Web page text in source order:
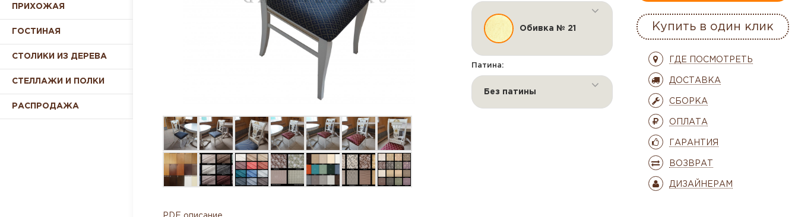
ПРИХОЖАЯ
ГОСТИНАЯ
СТОЛИКИ ИЗ ДЕРЕВА
СТЕЛЛАЖИ И ПОЛКИ
РАСПРОДАЖА
Купить в один клик
ГДЕ ПОСМОТРЕТЬ
ДОСТАВКА
СБОРКА
ОПЛАТА
ГАРАНТИЯ
ВОЗВРАТ
ДИЗАЙНЕРАМ
Обивка № 21
Патина:
Без патины